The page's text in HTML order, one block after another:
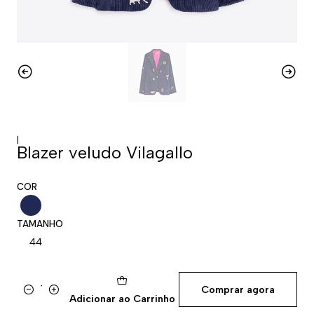
|
Blazer veludo Vilagallo
COR
TAMANHO
44
QuantidadeAdicionar ao Carrinho
Comprar agora